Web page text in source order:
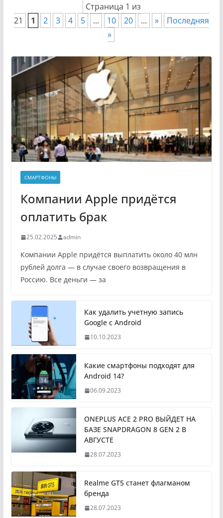
Страница 1 из
21
1 2 3 4 5 ... 10 20 ... »
Последняя
»
СМАРТФОНЫ
Компании Apple придётся
оплатить брак
25.02.2025 admin
Компании Apple придётся выплатить около 40 млн
рублей долга — в случае своего возвращения в
Россию. Все деньги — за
Как удалить учетную запись
Google с Android
10.10.2023
Какие смартфоны подходят для
Android 14?
06.09.2023
ONEPLUS ACE 2 PRO ВЫЙДЕТ НА
БАЗЕ SNAPDRAGON 8 GEN 2 В
АВГУСТЕ
28.07.2023
Realme GT5 станет флагманом
бренда
28.07.2023